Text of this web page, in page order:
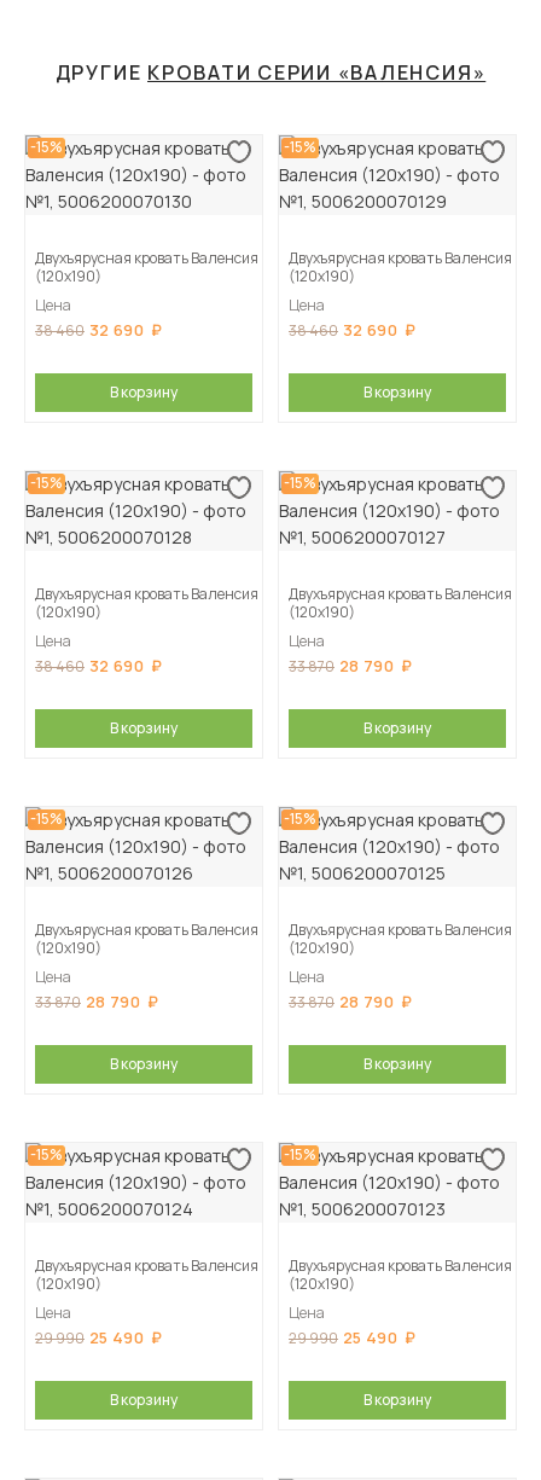
ДРУГИЕ КРОВАТИ СЕРИИ «ВАЛЕНСИЯ»
-15%
Двухъярусная кровать Валенсия
(120х190)
Цена
38 460 32 690
В корзину
-15%
Двухъярусная кровать Валенсия
(120х190)
Цена
38 460 32 690
В корзину
-15%
Двухъярусная кровать Валенсия
(120х190)
Цена
38 460 32 690
В корзину
-15%
Двухъярусная кровать Валенсия
(120х190)
Цена
33 870 28 790
В корзину
-15%
Двухъярусная кровать Валенсия
(120х190)
Цена
33 870 28 790
В корзину
-15%
Двухъярусная кровать Валенсия
(120х190)
Цена
33 870 28 790
В корзину
-15%
Двухъярусная кровать Валенсия
(120х190)
Цена
29 990 25 490
В корзину
-15%
Двухъярусная кровать Валенсия
(120х190)
Цена
29 990 25 490
В корзину